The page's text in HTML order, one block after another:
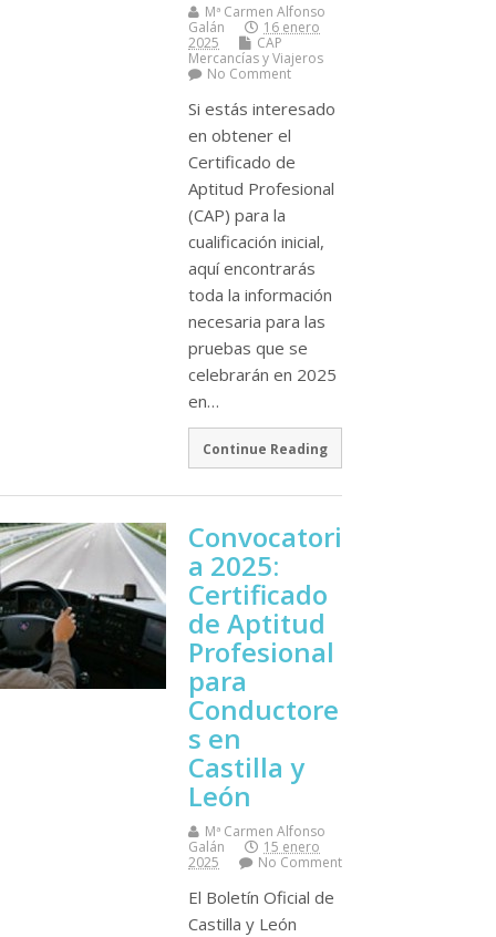
Mª Carmen Alfonso
Galán
16 enero
2025
CAP
Mercancí­as y Viajeros
No Comment
Si estás interesado
en obtener el
Certificado de
Aptitud Profesional
(CAP) para la
cualificación inicial,
aquí encontrarás
toda la información
necesaria para las
pruebas que se
celebrarán en 2025
en…
Continue Reading
Convocatori
a 2025:
Certificado
de Aptitud
Profesional
para
Conductore
s en
Castilla y
León
Mª Carmen Alfonso
Galán
15 enero
2025
No Comment
El Boletín Oficial de
Castilla y León